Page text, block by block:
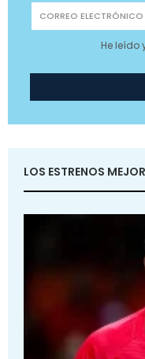
He leído
LOS ESTRENOS